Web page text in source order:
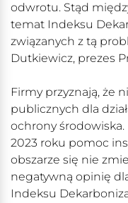
odwrotu. Stąd
temat Indeksu
związanych z tą
Dutkiewicz, prezes
Firmy przyznają, że
publicznych dla
ochrony środowiska.
2023 roku pomoc
obszarze się nie
negatywną opinię
Indeksu